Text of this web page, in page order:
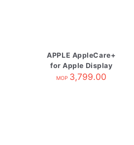
APPLE AppleCare+
for Apple Display
MOP 3,799.00